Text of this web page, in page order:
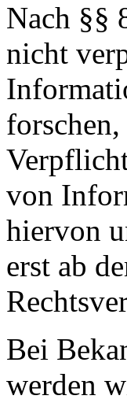
Nach §§
nicht
von
hiervon
erst ab
Bei
werden